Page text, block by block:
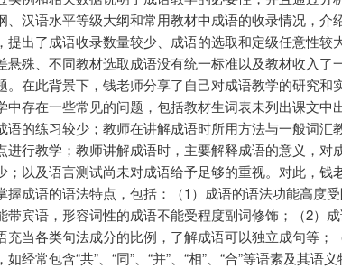
、汉语水平等级大纲和常用教材中成语的收录情况，介
提出了成语收录数量较少、成语的选取和定级任意性较
悬殊、不同教材选取成语没有统一标准以及教材收入了
。在此背景下，钱老师分享了自己对成语教学的研究和
中存在一些常见的问题，包括教材生词表未列出课文中
语的练习较少；教师在讲解成语时所用方法与一般词汇
进行教学；教师讲解成语时，主要解释成语的意义，对
；以及语言测试尚未对成语给予足够的重视。对此，钱
握成语的语法特点，包括：（1）成语的语法功能高度
带宾语，形容词性的成语不能受程度副词修饰；（2）
充当各类句法成分的比例，了解成语可以独立成句等；
如经常包含“共”、“同”、“并”、“相”、“合”等语素及其语